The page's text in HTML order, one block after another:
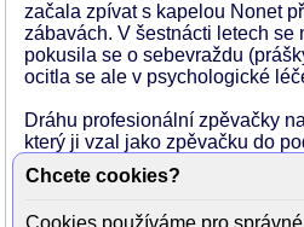
začala zpívat s kapelou Nonet
zábavách. V šestnácti letech se
pokusila se o sebevraždu
ocitla se ale v psychologické
Dráhu profesionální zpěvačky
který ji vzal jako zpěvačku do
v Tepně Náchod, kde také
Slavila úspěchy v okresních i
Mladá píseň, v roce 1971 se
Chcete cookies?
Cookies používáme pro správné